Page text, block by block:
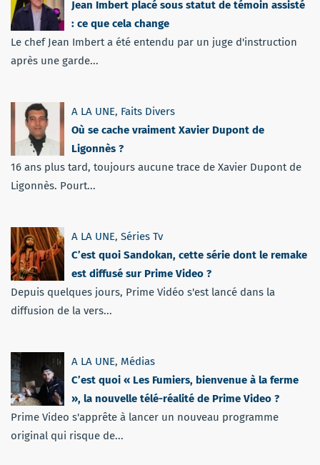
Jean Imbert placé sous statut de témoin assisté
: ce que cela change
Le chef Jean Imbert a été entendu par un juge d'instruction
après une garde...
A LA UNE, Faits Divers
Où se cache vraiment Xavier Dupont de
Ligonnès ?
16 ans plus tard, toujours aucune trace de Xavier Dupont de
Ligonnès. Pourt...
A LA UNE, Séries Tv
C’est quoi Sandokan, cette série dont le remake
est diffusé sur Prime Video ?
Depuis quelques jours, Prime Vidéo s'est lancé dans la
diffusion de la vers...
A LA UNE, Médias
C’est quoi « Les Fumiers, bienvenue à la ferme
», la nouvelle télé-réalité de Prime Video ?
Prime Video s'apprête à lancer un nouveau programme
original qui risque de...